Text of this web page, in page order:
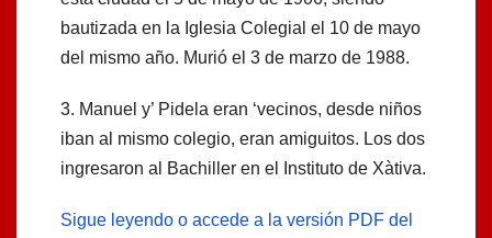
bautizada en la Iglesia Colegial el 10 de mayo
del mismo año. Murió el 3 de marzo de 1988.
3. Manuel y’ Pidela eran ‘vecinos, desde niños
iban al mismo colegio, eran amiguitos. Los dos
ingresaron al Bachiller en el Instituto de Xàtiva.
Sigue leyendo o accede a la versión PDF del